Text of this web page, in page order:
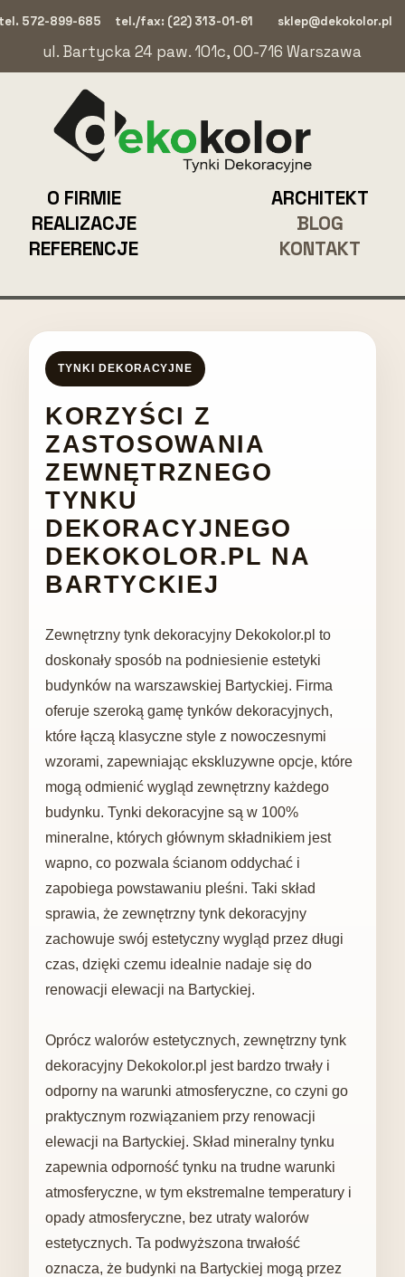
KONTAKT
BLOG
REALIZACJE
ARCHITEKT
REFERENCJE
O FIRMIE
ul. Bartycka 24 paw. 101c, 00-716 Warszawa
sklep@dekokolor.pl
tel./fax: (22) 313-01-61
572-899-685
TYNKI DEKORACYJNE
KORZYŚCI Z
ZASTOSOWANIA
ZEWNĘTRZNEGO
TYNKU
DEKORACYJNEGO
DEKOKOLOR.PL NA
BARTYCKIEJ
Zewnętrzny tynk dekoracyjny Dekokolor.pl to
doskonały sposób na podniesienie estetyki
budynków na warszawskiej Bartyckiej. Firma
oferuje szeroką gamę tynków dekoracyjnych,
które łączą klasyczne style z nowoczesnymi
wzorami, zapewniając ekskluzywne opcje, które
mogą odmienić wygląd zewnętrzny każdego
budynku. Tynki dekoracyjne są w 100%
mineralne, których głównym składnikiem jest
wapno, co pozwala ścianom oddychać i
zapobiega powstawaniu pleśni. Taki skład
sprawia, że ​​zewnętrzny tynk dekoracyjny
zachowuje swój estetyczny wygląd przez długi
czas, dzięki czemu idealnie nadaje się do
renowacji elewacji na Bartyckiej.
Oprócz walorów estetycznych, zewnętrzny tynk
dekoracyjny Dekokolor.pl jest bardzo trwały i
odporny na warunki atmosferyczne, co czyni go
praktycznym rozwiązaniem przy renowacji
elewacji na Bartyckiej. Skład mineralny tynku
zapewnia odporność tynku na trudne warunki
atmosferyczne, w tym ekstremalne temperatury i
opady atmosferyczne, bez utraty walorów
estetycznych. Ta podwyższona trwałość
oznacza, że ​​budynki na Bartyckiej mogą przez